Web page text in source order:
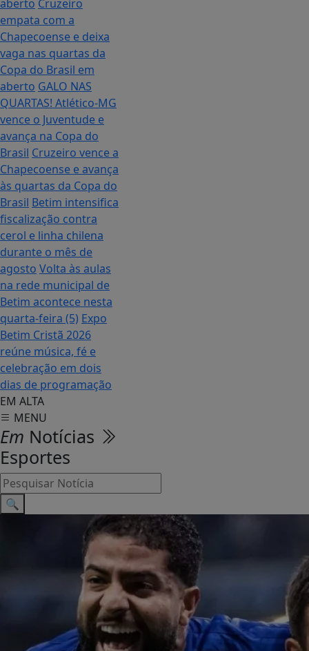
aberto Cruzeiro
empata com a
Chapecoense e deixa
vaga nas quartas da
Copa do Brasil em
aberto GALO NAS
QUARTAS! Atlético-MG
vence o Juventude e
avança na Copa do
Brasil Cruzeiro vence a
Chapecoense e avança
às quartas da Copa do
Brasil Betim intensifica
fiscalização contra
cerol e linha chilena
durante o mês de
agosto Volta às aulas
na rede municipal de
Betim acontece nesta
quarta-feira (5) Expo
Betim Cristã 2026
reúne música, fé e
celebração em dois
dias de programação
EM ALTA
MENU
Em Notícias
Esportes
🔍